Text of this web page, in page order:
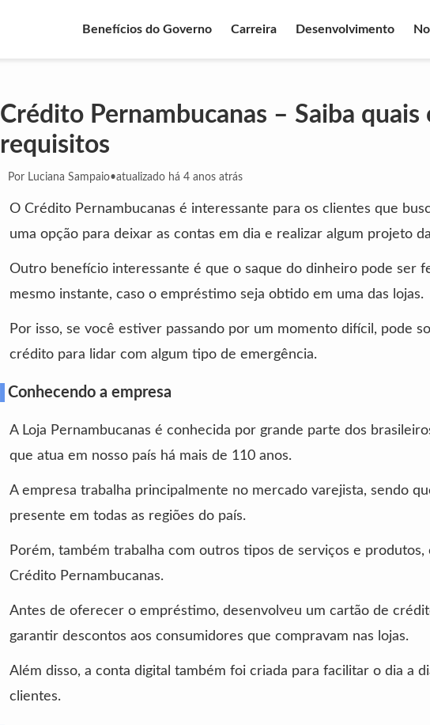
Benefícios do Governo Carreira Desenvolvimento
Crédito Pernambucanas – Saiba quais
requisitos
Por Luciana Sampaio•atualizado há 4 anos atrás
O Crédito Pernambucanas é interessante para os clientes que
uma opção para deixar as contas em dia e realizar algum projeto
Outro benefício interessante é que o saque do dinheiro pode ser
mesmo instante, caso o empréstimo seja obtido em uma das lojas.
Por isso, se você estiver passando por um momento difícil, pode
crédito para lidar com algum tipo de emergência.
Conhecendo a empresa
A Loja Pernambucanas é conhecida por grande parte dos
que atua em nosso país há mais de 110 anos.
A empresa trabalha principalmente no mercado varejista, sendo
presente em todas as regiões do país.
Porém, também trabalha com outros tipos de serviços e produtos,
Crédito Pernambucanas.
Antes de oferecer o empréstimo, desenvolveu um cartão de
garantir descontos aos consumidores que compravam nas lojas.
Além disso, a conta digital também foi criada para facilitar o dia a
clientes.